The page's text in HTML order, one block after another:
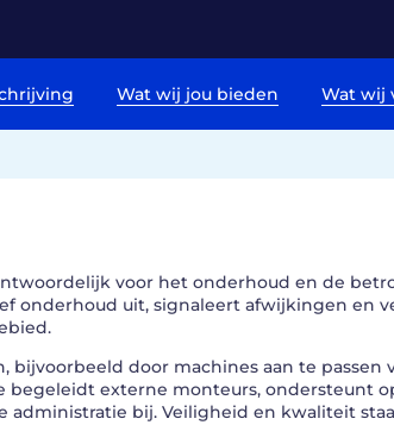
Wat wij jou bieden Wat wij
voor het onderhoud en de
onderhoud uit, signaleert afwijkingen en
door machines aan te passen
begeleidt externe monteurs, ondersteunt
administratie bij. Veiligheid en kwaliteit